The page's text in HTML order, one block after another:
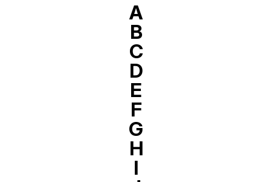
A
B
C
D
E
F
G
H
I